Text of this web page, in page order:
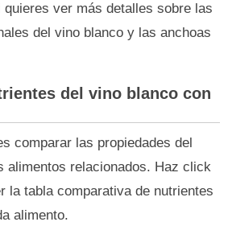
ver más detalles sobre las
del vino blanco y las anchoas
del vino blanco con
comparar las propiedades del
alimentos relacionados. Haz click
la tabla comparativa de nutrientes
alimento.